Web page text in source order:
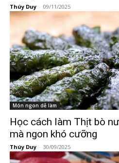
Thúy Duy - 09/11/2025
Món ngon dễ làm
Học cách làm Thịt bò
mà ngon khó cưỡng
Thúy Duy - 30/09/2025